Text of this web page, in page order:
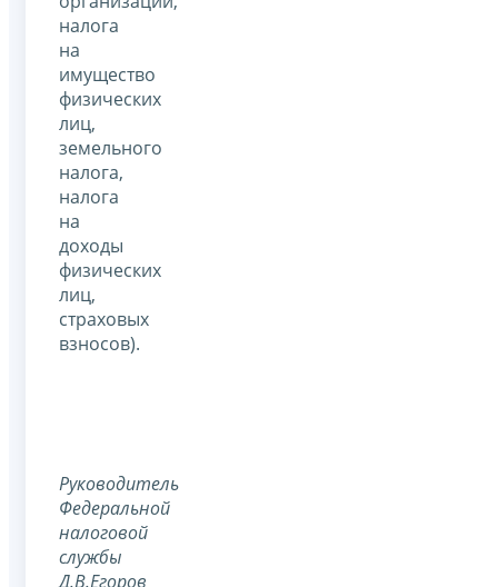
налога
на
имущество
физических
лиц,
земельного
налога,
налога
на
доходы
физических
лиц,
страховых
взносов).
Руководитель
Федеральной
налоговой
службы
Д.В.Егоров